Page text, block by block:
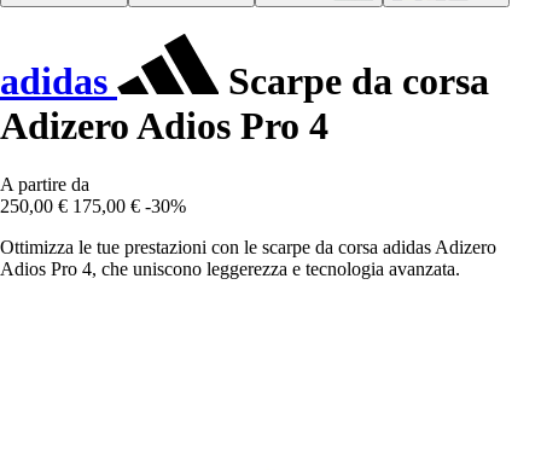
adidas
Scarpe da corsa
Adizero Adios Pro 4
A partire da
250,00 € 175,00 € -30%
Ottimizza le tue prestazioni con le scarpe da corsa adidas Adizero
Adios Pro 4, che uniscono leggerezza e tecnologia avanzata.